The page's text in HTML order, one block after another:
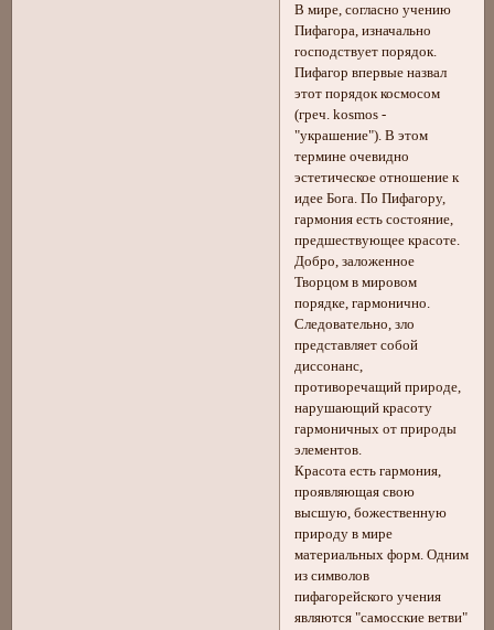
В мире, согласно учению
Пифагора, изначально
господствует порядок.
Пифагор впервые назвал
этот порядок космосом
(греч. kosmos -
"украшение"). В этом
термине очевидно
эстетическое отношение к
идее Бога. По Пифагору,
гармония есть состояние,
предшествующее красоте.
Добро, заложенное
Творцом в мировом
порядке, гармонично.
Следовательно, зло
представляет собой
диссонанс,
противоречащий природе,
нарушающий красоту
гармоничных от природы
элементов.
Красота есть гармония,
проявляющая свою
высшую, божественную
природу в мире
материальных форм. Одним
из символов
пифагорейского учения
являются "самосские ветви"